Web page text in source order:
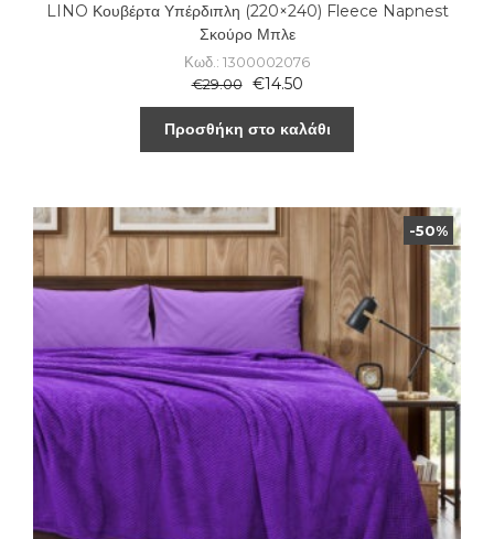
LINO Κουβέρτα Υπέρδιπλη (220×240) Fleece Napnest
Σκούρο Μπλε
Κωδ.: 1300002076
€29.00 €14.50
Προσθήκη στο καλάθι
-50%